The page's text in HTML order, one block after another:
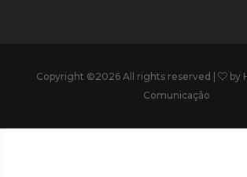
Copyright ©2026 All rights reserved |
by
Comunicação